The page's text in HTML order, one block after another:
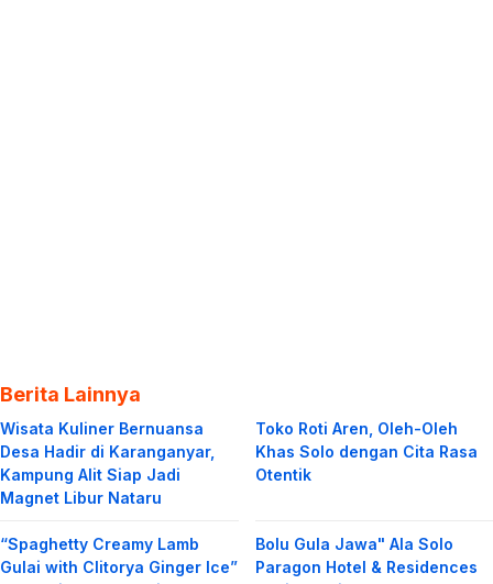
Berita Lainnya
Wisata Kuliner Bernuansa
Desa Hadir di Karanganyar,
Kampung Alit Siap Jadi
Magnet Libur Nataru
Toko Roti Aren, Oleh-Oleh
Khas Solo dengan Cita Rasa
Otentik
“Spaghetty Creamy Lamb
Gulai with Clitorya Ginger Ice”
Bolu Gula Jawa" Ala Solo
Paragon Hotel & Residences